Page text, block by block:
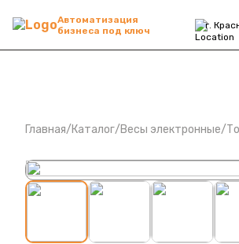
Автоматизация
бизнеса под ключ
г.
Главная/Каталог/Весы электронные/